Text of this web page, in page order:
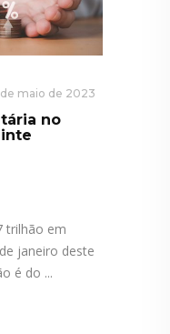
maio de 2023
no
trilhão em
janeiro deste
é do